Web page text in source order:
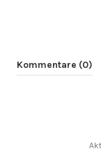
Kommentare (0)